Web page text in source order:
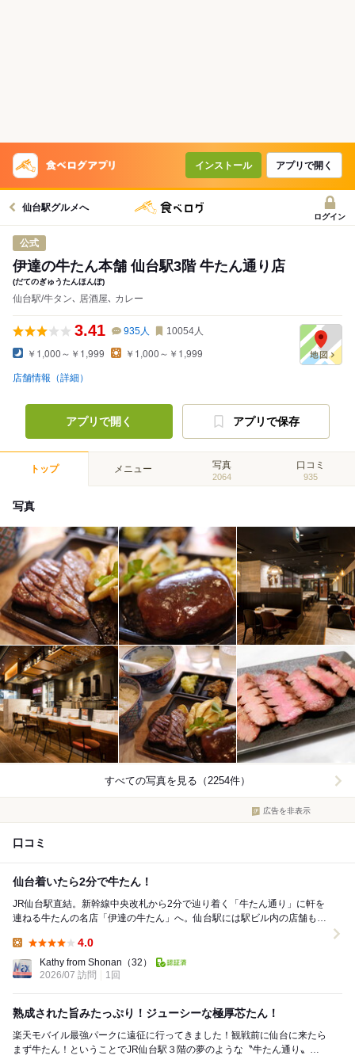
インストール アプリで開く
仙台駅グルメへ
ログイン
公式
伊達の牛たん本舗 仙台駅3階 牛たん通り店
(だてのぎゅうたんほんぽ)
仙台駅/牛タン､ 居酒屋､ カレー
3.41 935人 10054人
￥1,000～￥1,999 ￥1,000～￥1,999
店舗情報（詳細）
アプリで開く アプリで保存
トップ メニュー 写真
2064
口コミ
935
写真
すべての写真を見る（2254件）
広告を非表示
口コミ
仙台着いたら2分で牛たん！
JR仙台駅直結。新幹線中央改札から2分で辿り着く「牛たん通り」に軒を
連ねる牛たんの名店「伊達の牛たん」へ。仙台駅には駅ビル内の店舗も含
4.0
Kathy from Shonan （32）
2026/07 訪問
1回
熟成された旨みたっぷり！ジューシーな極厚芯たん！
楽天モバイル最強パークに遠征に行ってきました！観戦前に仙台に来たら
まず牛たん！ということでJR仙台駅３階の夢のような〝牛たん通り〟へ